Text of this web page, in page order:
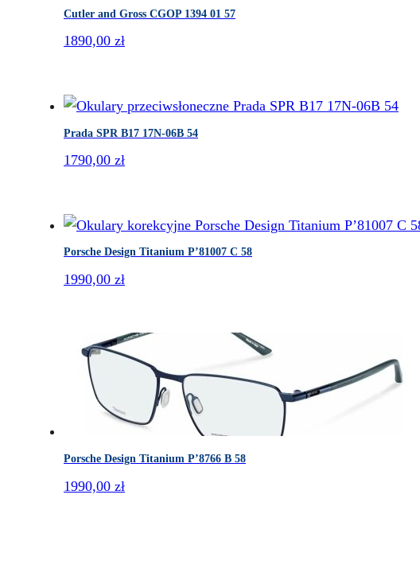
Cutler and Gross CGOP 1394 01 57
1890,00 zł
Prada SPR B17 17N-06B 54
1790,00 zł
Porsche Design Titanium P’81007 C 58
1990,00 zł
Porsche Design Titanium P’8766 B 58
1990,00 zł